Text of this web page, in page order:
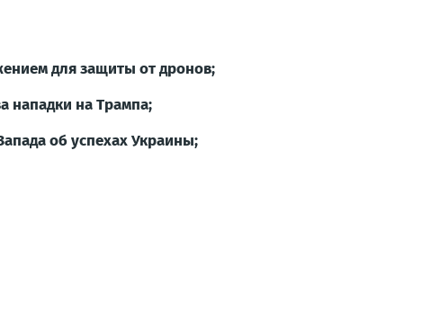
для защиты от дронов;
нападки на Трампа;
об успехах Украины;